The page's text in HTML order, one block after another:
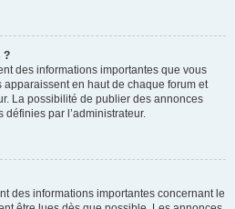
?
des informations importantes que vous
en haut de chaque forum et
La possibilité de publier des annonces
par l’administrateur.
des informations importantes concernant le